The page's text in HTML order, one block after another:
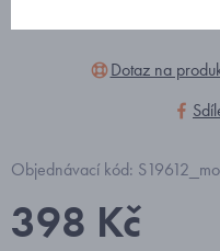
Dotaz na
Objednávací kód:
398 Kč